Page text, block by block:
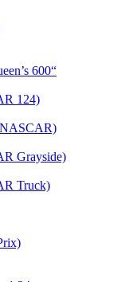
600“
124)
NASCAR)
Grayside)
Truck)